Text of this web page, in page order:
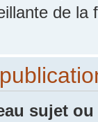
de
sujet